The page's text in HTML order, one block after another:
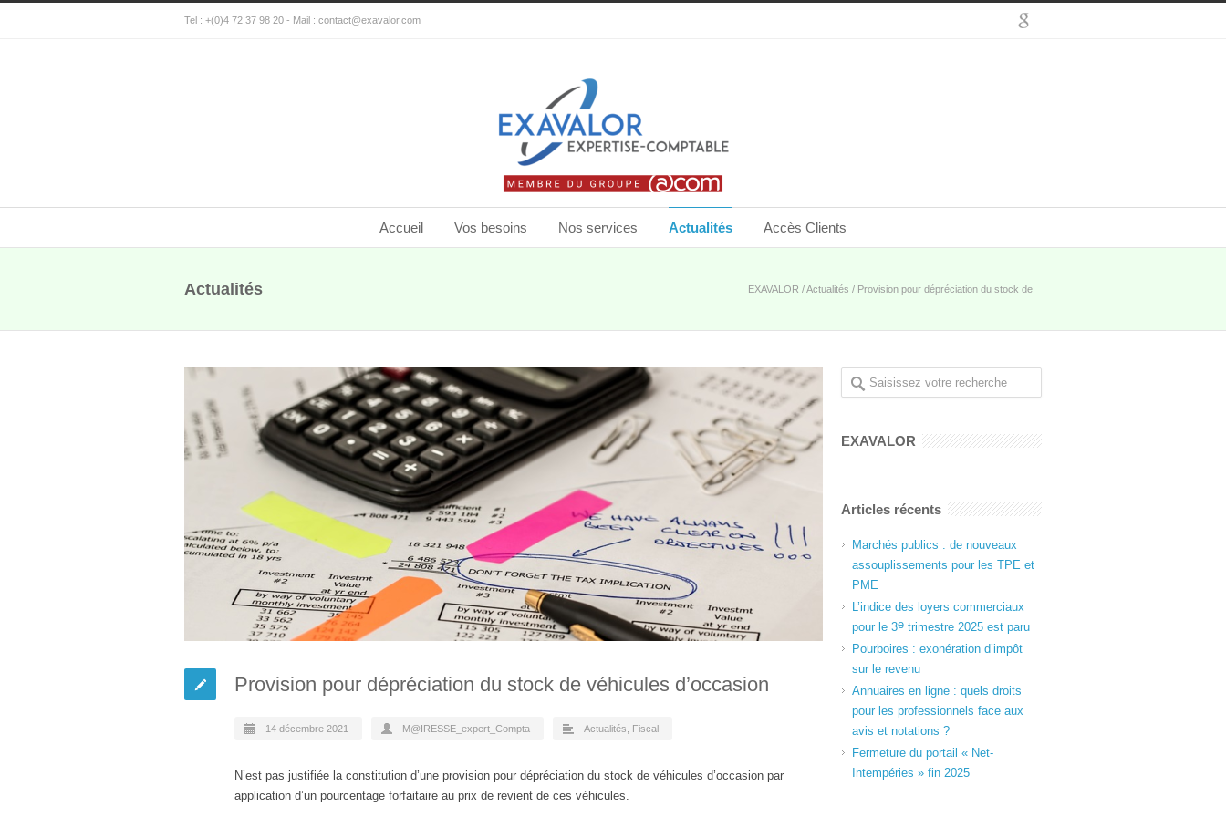
Tel : +(0)4 72 37 98 20 - Mail : contact@exavalor.com
Accueil Vos besoins Nos services Actualités Accès Clients
Actualités EXAVALOR /Actualités / Provision pour dépréciation du stock de
véhicules d’occasion
Provision pour dépréciation du stock de véhicules d’occasion
14 décembre 2021 M@IRESSE_expert_Compta Actualités Fiscal
N’est pas justifiée la constitution d’une provision pour dépréciation du stock de véhicules d’occasion par
application d’un pourcentage forfaitaire au prix de revient de ces véhicules.
EXAVALOR
Articles récents
Marchés publics : de nouveaux
assouplissements pour les TPE et
PME
L’indice des loyers commerciaux
pour le 3e trimestre 2025 est paru
Pourboires : exonération d’impôt
sur le revenu
Annuaires en ligne : quels droits
pour les professionnels face aux
avis et notations ?
Fermeture du portail « Net-
Intempéries » fin 2025